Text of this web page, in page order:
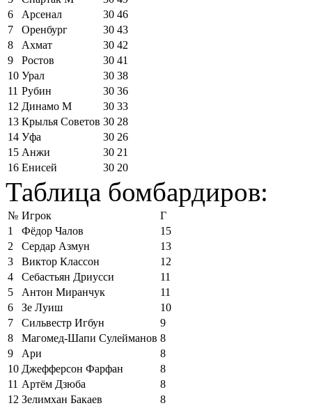
6
Арсенал 30 46
7
Оренбург 30 43
8
Ахмат 30 42
9
Ростов 30 41
10 Урал 30 38
11 Рубин 30 36
12 Динамо М 30 33
13 Крылья Советов 30 28
14 Уфа 30 26
15 Анжи 30 21
16 Енисей 30 20
Таблица бомбардиров:
№ Игрок
Г
1
Фёдор Чалов
15
2
Сердар Азмун
13
3
Виктор Классон
12
4
Себастьян Дриусси
11
5
Антон Миранчук
11
6
Зе Луиш
10
7
Сильвестр Игбун
9
8
Магомед-Шапи Сулейманов 8
9
Ари
8
10 Джефферсон Фарфан
8
11 Артём Дзюба
8
12 Зелимхан Бакаев
8